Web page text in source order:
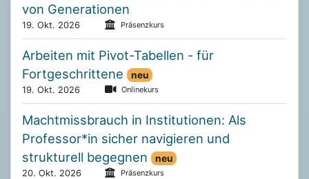
von Generationen
19. Okt. 2026 Präsenzkurs
Arbeiten mit Pivot-Tabellen - für
Fortgeschrittene
neu
19. Okt. 2026 Onlinekurs
Machtmissbrauch in Institutionen: Als
Professor*in sicher navigieren und
strukturell begegnen
neu
20. Okt. 2026 Präsenzkurs